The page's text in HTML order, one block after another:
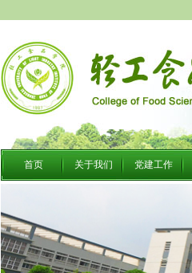
首页 关于我们 党建工作